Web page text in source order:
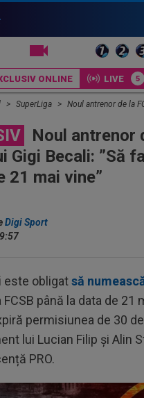
ONLINE LIVE
SuperLiga Noul antrenor de la FCSB?! Alesul lui
Noul antrenor
Gigi Becali: ”Să
21 mai vine”
Digi Sport
este obligatsă
FCSB până la data de 21
permisiunea de 30
lui Lucian Filip și Alin
PRO.